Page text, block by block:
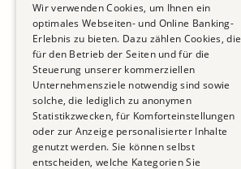
Wir verwenden Cookies, um Ihnen ein
optimales Webseiten- und Online Banking-
Erlebnis zu bieten. Dazu zählen Cookies, die
für den Betrieb der Seiten und für die
Steuerung unserer kommerziellen
Unternehmensziele notwendig sind sowie
solche, die lediglich zu anonymen
Statistikzwecken, für Komforteinstellungen
oder zur Anzeige personalisierter Inhalte
genutzt werden. Sie können selbst
entscheiden, welche Kategorien Sie